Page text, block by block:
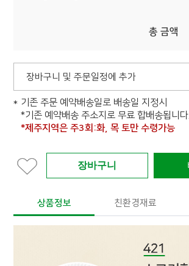
총 금액
장바구니 및 주문일정에 추가
기존 주문 예약배송일로 배송일 지정시
*기존 예약배송 주소지로 무료 합배송됩니다.
*제주지역은 주3회:화, 목 토만 수령가능
상품정보 친환경재료